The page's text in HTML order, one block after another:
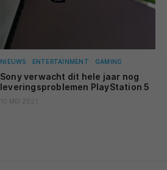
NIEUWS ENTERTAINMENT GAMING
Sony verwacht dit hele jaar nog
leveringsproblemen PlayStation 5
10 MEI 2021